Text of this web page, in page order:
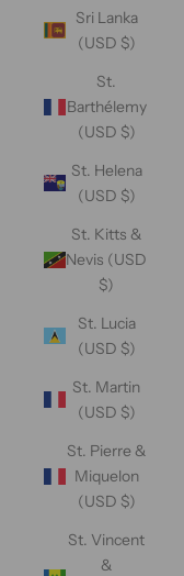
Sri Lanka
(USD $)
St.
Barthélemy
(USD $)
St. Helena
(USD $)
St. Kitts &
Nevis (USD
$)
St. Lucia
(USD $)
St. Martin
(USD $)
St. Pierre &
Miquelon
(USD $)
St. Vincent
&